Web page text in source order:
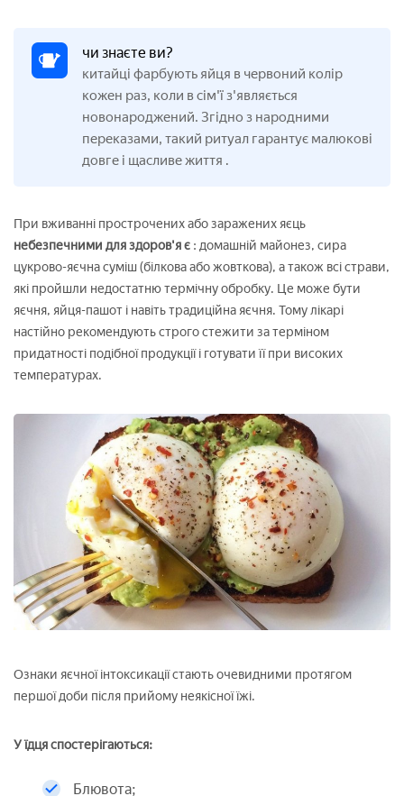
чи знаєте ви?
китайці фарбують яйця в червоний колір
кожен раз, коли в сім'ї з'являється
новонароджений. Згідно з народними
переказами, такий ритуал гарантує малюкові
довге і щасливе життя .
При вживанні прострочених або заражених яєць
небезпечними для здоров'я є : домашній майонез, сира
цукрово-яєчна суміш (білкова або жовткова), а також всі страви,
які пройшли недостатню термічну обробку. Це може бути
яєчня, яйця-пашот і навіть традиційна яєчня. Тому лікарі
настійно рекомендують строго стежити за терміном
придатності подібної продукції і готувати її при високих
температурах.
Ознаки яєчної інтоксикації стають очевидними протягом
першої доби після прийому неякісної їжі.
У їдця спостерігаються:
Блювота;